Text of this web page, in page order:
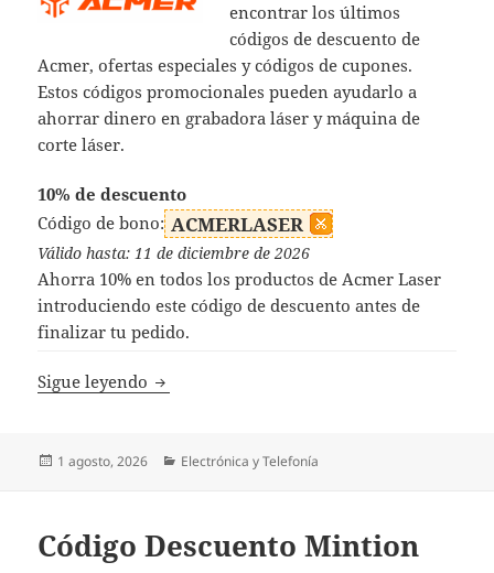
encontrar los últimos
códigos de descuento de
Acmer, ofertas especiales y códigos de cupones.
Estos códigos promocionales pueden ayudarlo a
ahorrar dinero en grabadora láser y máquina de
corte láser.
10% de descuento
Código de bono: ACMERLASER
Válido hasta: 11 de diciembre de 2026
Ahorra 10% en todos los productos de Acmer Laser
introduciendo este código de descuento antes de
finalizar tu pedido.
Sigue leyendo Código Descuento Acmer Laser
Publicado
1 agosto, 2026 Categorías
Electrónica y Telefonía
Código Descuento Mintion